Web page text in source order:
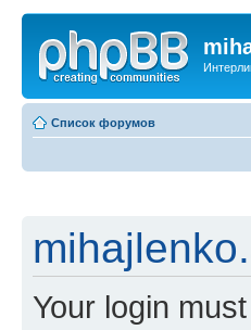
Список форумов
Your login